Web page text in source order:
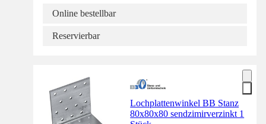
Online bestellbar
Reservierbar
Lochplattenwinkel BB Stanz
80x80x80 sendzimirverzinkt 1